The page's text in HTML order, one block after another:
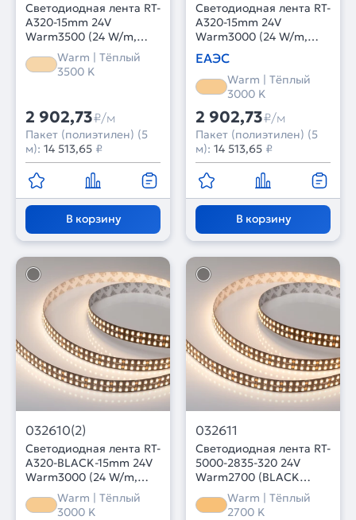
Светодиодная лента RT-
A320-15mm 24V
Warm3500 (24 W/m,
IP20, 2835, 5m) (Arlight,
высок.эфф.150 лм/Вт)
Warm | Тёплый
3500 K
2 902,73₽/м
Пакет (полиэтилен) (5
м): 14 513,65 ₽
В корзину
Светодиодная лента RT-
A320-15mm 24V
Warm3000 (24 W/m,
IP20, 2835, 5m) (Arlight,
высок.эфф.150 лм/Вт)
ЕАЭС
Warm | Тёплый
3000 K
2 902,73₽/м
Пакет (полиэтилен) (5
м): 14 513,65 ₽
В корзину
032610(2)
Светодиодная лента RT-
A320-BLACK-15mm 24V
Warm3000 (24 W/m,
IP20, 2835, 5m) (Arlight,
высок.эфф.150 лм/Вт)
Warm | Тёплый
3000 K
032611
Светодиодная лента RT-
5000-2835-320 24V
Warm2700 (BLACK
15mm, 24W/m, IP20)
(Arlight, -)
Warm | Тёплый
2700 K